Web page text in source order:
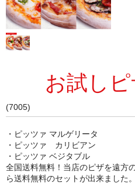
お試し
(7005)
・ピッツァ マルゲリータ
・ピッツァ カリビアン
・ピッツァ ベジタブル
全国送料無料！当店のピザを遠方
ら送料無料のセットが出来ました